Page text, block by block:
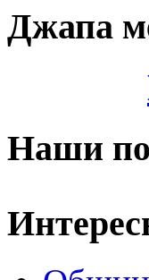
Джапа
Наши